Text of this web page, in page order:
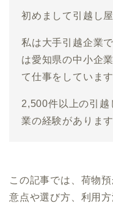
初めまして引越し
私は大手引越企業
は愛知県の中小企
て仕事をしています
2,500件以上の引
業の経験があります
この記事では、荷物
意点や選び方、利用